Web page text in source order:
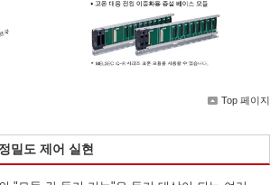
Top 페이지
밀도 제어 실현